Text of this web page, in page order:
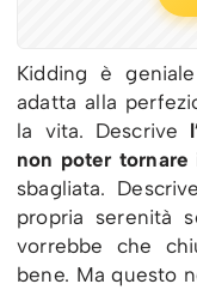
Kidding è
adatta alla
la vita. Descrive
non poter tornare
sbagliata.
propria serenità
vorrebbe che
bene. Ma questo